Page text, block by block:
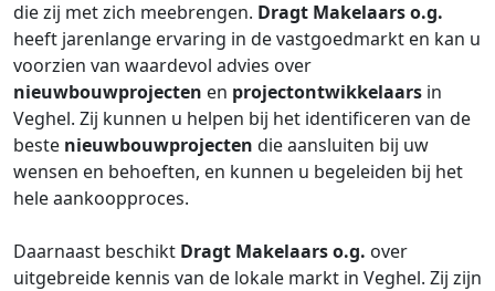
die zij met zich meebrengen. Dragt Makelaars o.g.
heeft jarenlange ervaring in de vastgoedmarkt en kan u
voorzien van waardevol advies over
nieuwbouwprojecten en projectontwikkelaars in
Veghel. Zij kunnen u helpen bij het identificeren van de
beste nieuwbouwprojecten die aansluiten bij uw
wensen en behoeften, en kunnen u begeleiden bij het
hele aankoopproces.
Daarnaast beschikt Dragt Makelaars o.g. over
uitgebreide kennis van de lokale markt in Veghel. Zij zijn